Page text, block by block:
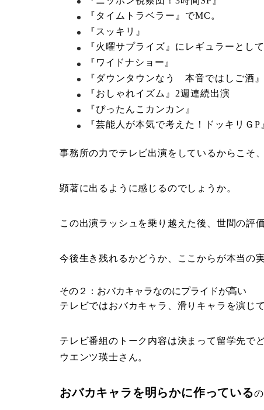
『タイムトラベラー』でMC。
『スッキリ』
『火曜サプライズ』にレギュラーとして
『ワイドナショー』
『ダウンタウンなう 本音ではしご酒』
『おしゃれイズム』2週連続出演
『ぴったんこカンカン』
『芸能人が本気で考えた！ドッキリＧ
事務所の力でテレビ出演をしているからこそ
顕著に出るように感じるのでしょうか。
この出演ラッシュを乗り越えた後、世間の評
今後生き残れるかどうか、ここからが本当の
その２：おバカキャラなのにプライドが高い
テレビではおバカキャラ、滑りキャラを演じ
テレビ番組のトーク内容は決まって留学先で
ウエンツ瑛士さん。
おバカキャラを明らかに作っている